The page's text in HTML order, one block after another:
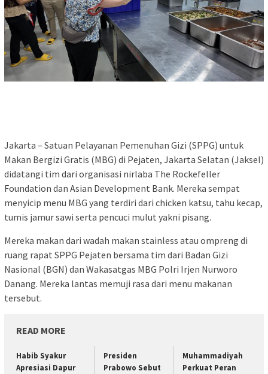
Jakarta – Satuan Pelayanan Pemenuhan Gizi (SPPG) untuk
Makan Bergizi Gratis (MBG) di Pejaten, Jakarta Selatan (Jaksel)
didatangi tim dari organisasi nirlaba The Rockefeller
Foundation dan Asian Development Bank. Mereka sempat
menyicip menu MBG yang terdiri dari chicken katsu, tahu kecap,
tumis jamur sawi serta pencuci mulut yakni pisang.
Mereka makan dari wadah makan stainless atau ompreng di
ruang rapat SPPG Pejaten bersama tim dari Badan Gizi
Nasional (BGN) dan Wakasatgas MBG Polri Irjen Nurworo
Danang. Mereka lantas memuji rasa dari menu makanan
tersebut.
READ MORE
Habib Syakur
Apresiasi Dapur
Presiden
Prabowo Sebut
Muhammadiyah
Perkuat Peran